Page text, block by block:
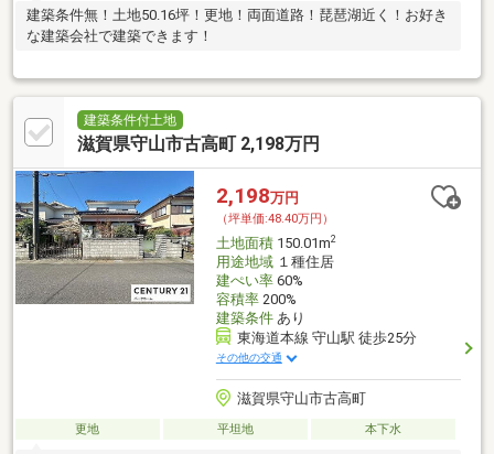
建築条件無！土地50.16坪！更地！両面道路！琵琶湖近く！お好き
な建築会社で建築できます！
建築条件付土地
滋賀県守山市古高町 2,198万円
2,198万円
（坪単価:48.40万円）
土地面積150.01m2
用途地域１種住居
建ぺい率60%
容積率200%
建築条件あり
東海道本線 守山駅 徒歩25分
その他の交通
滋賀県守山市古高町
更地 平坦地 本下水